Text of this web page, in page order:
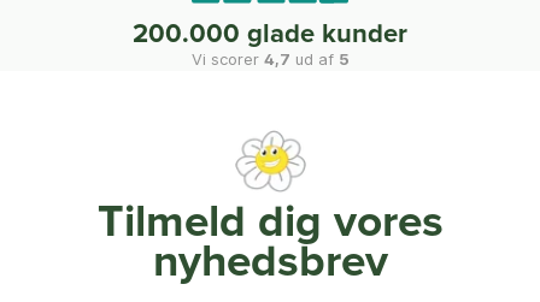
200.000 glade kunder
Vi scorer 4,7 ud af 5
Tilmeld dig vores
nyhedsbrev